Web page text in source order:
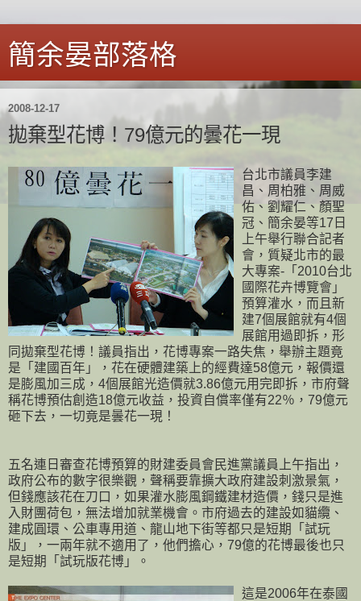
簡余晏部落格
2008-12-17
拋棄型花博！79億元的曇花一現
台北市議員李建
昌、周柏雅、周威
佑、劉耀仁、顏聖
冠、簡余晏等17日
上午舉行聯合記者
會，質疑北市的最
大專案-「2010台北
國際花卉博覽會」
預算灌水，而且新
建7個展館就有4個
展館用過即拆，形
同拋棄型花博！議員指出，花博專案一路失焦，舉辦主題竟
是「建國百年」，花在硬體建築上的經費達58億元，報價還
是膨風加三成，4個展館光造價就3.86億元用完即拆，市府聲
稱花博預估創造18億元收益，投資自償率僅有22％，79億元
砸下去，一切竟是曇花一現！
五名連日審查花博預算的財建委員會民進黨議員上午指出，
政府公布的數字很樂觀，聲稱要靠擴大政府建設刺激景氣，
但錢應該花在刀口，如果灌水膨風鋼鐵建材造價，錢只是進
入財團荷包，無法增加就業機會。市府過去的建設如貓纜、
建成圓環、公車專用道、龍山地下街等都只是短期「試玩
版」，一兩年就不適用了，他們擔心，79億的花博最後也只
是短期「試玩版花博」。
這是2006年在泰國